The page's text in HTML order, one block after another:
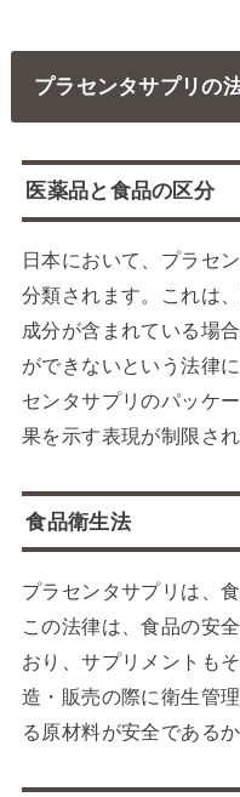
プラセンタサプリの
医薬品と食品の区分
日本において、プラセ
分類されます。これは
成分が含まれている場
ができないという法律
センタサプリのパッケ
果を示す表現が制限され
食品衛生法
プラセンタサプリは、
この法律は、食品の安
おり、サプリメントも
造・販売の際に衛生管
る原材料が安全である